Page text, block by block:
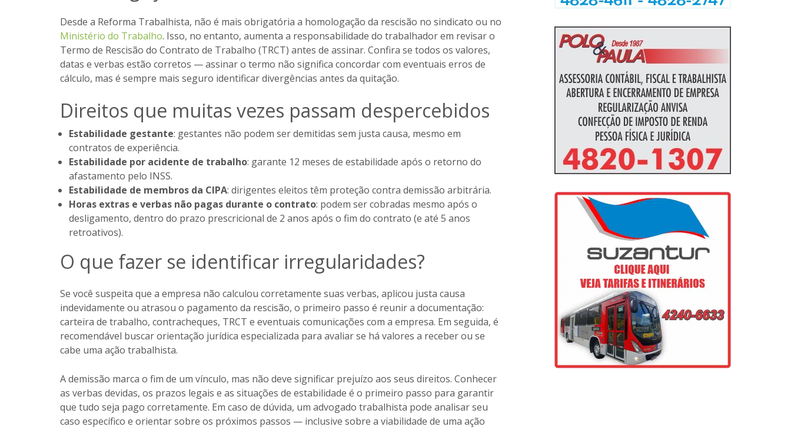
Desde a Reforma Trabalhista, não é mais obrigatória a homologação da rescisão no sindicato ou no
Ministério do Trabalho. Isso, no entanto, aumenta a responsabilidade do trabalhador em revisar o
Termo de Rescisão do Contrato de Trabalho (TRCT) antes de assinar. Confira se todos os valores,
datas e verbas estão corretos — assinar o termo não significa concordar com eventuais erros de
cálculo, mas é sempre mais seguro identificar divergências antes da quitação.
Direitos que muitas vezes passam despercebidos
Estabilidade gestante: gestantes não podem ser demitidas sem justa causa, mesmo em
contratos de experiência.
Estabilidade por acidente de trabalho: garante 12 meses de estabilidade após o retorno do
afastamento pelo INSS.
Estabilidade de membros da CIPA: dirigentes eleitos têm proteção contra demissão arbitrária.
Horas extras e verbas não pagas durante o contrato: podem ser cobradas mesmo após o
desligamento, dentro do prazo prescricional de 2 anos após o fim do contrato (e até 5 anos
retroativos).
O que fazer se identificar irregularidades?
Se você suspeita que a empresa não calculou corretamente suas verbas, aplicou justa causa
indevidamente ou atrasou o pagamento da rescisão, o primeiro passo é reunir a documentação:
carteira de trabalho, contracheques, TRCT e eventuais comunicações com a empresa. Em seguida, é
recomendável buscar orientação jurídica especializada para avaliar se há valores a receber ou se
cabe uma ação trabalhista.
A demissão marca o fim de um vínculo, mas não deve significar prejuízo aos seus direitos. Conhecer
as verbas devidas, os prazos legais e as situações de estabilidade é o primeiro passo para garantir
que tudo seja pago corretamente. Em caso de dúvida, um advogado trabalhista pode analisar seu
caso específico e orientar sobre os próximos passos — inclusive sobre a viabilidade de uma ação